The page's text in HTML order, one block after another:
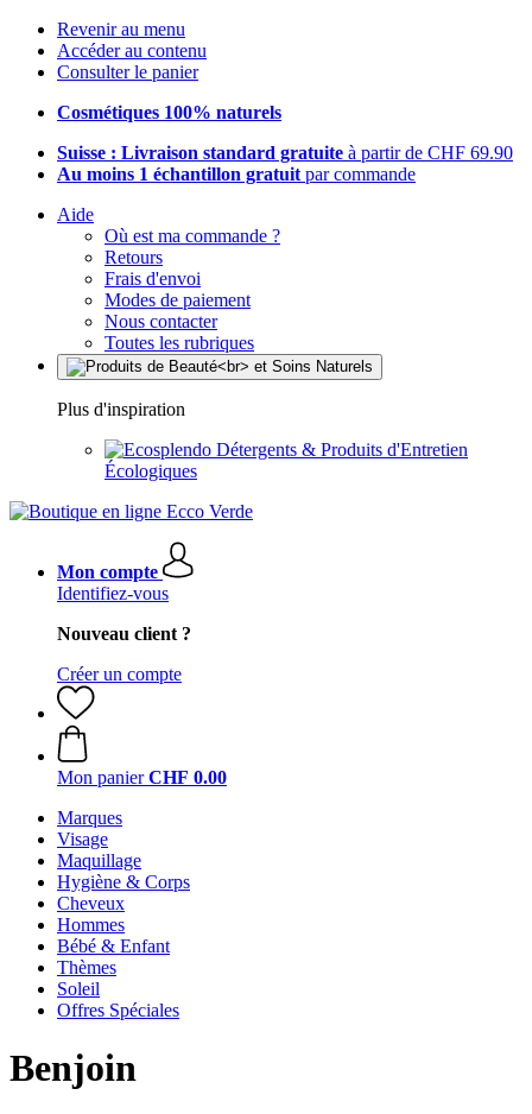
Revenir au menu
Accéder au contenu
Consulter le panier
Cosmétiques 100% naturels
Suisse : Livraison standard gratuite à partir de CHF 69.90
Au moins 1 échantillon gratuit par commande
Aide
Où est ma commande ?
Retours
Frais d'envoi
Modes de paiement
Nous contacter
Toutes les rubriques
Plus d'inspiration
Détergents & Produits d'Entretien
Écologiques
Mon compte
Identifiez-vous
Nouveau client ?
Créer un compte
Mon panier CHF 0.00
Marques
Visage
Maquillage
Hygiène & Corps
Cheveux
Hommes
Bébé & Enfant
Thèmes
Soleil
Offres Spéciales
Benjoin